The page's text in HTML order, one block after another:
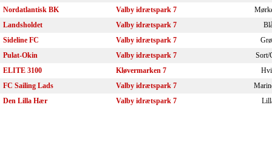
Nordatlantisk BK
Valby idrætspark 7
Landsholdet
Valby idrætspark 7
Sideline FC
Valby idrætspark 7
Pulat-Okin
Valby idrætspark 7
Sort/
ELITE 3100
Kløvermarken 7
FC Sailing Lads
Valby idrætspark 7
Den Lilla Hær
Valby idrætspark 7